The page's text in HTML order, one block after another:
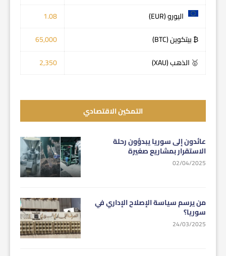
اليورو (EUR)
1.08
₿ بيتكوين (BTC)
65,000
🥇 الذهب (XAU)
2,350
التمكين الاقتصادي
عائدون إلى سوريا يبدؤون رحلة
الاستقرار بمشاريع صغيرة
02/04/2025
من يرسم سياسة الإصلاح الإداري في
سوريا؟
24/03/2025